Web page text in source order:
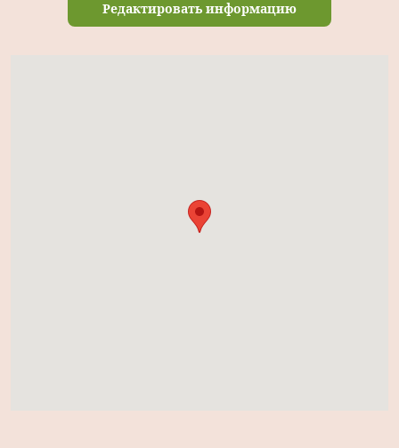
Редактировать информацию